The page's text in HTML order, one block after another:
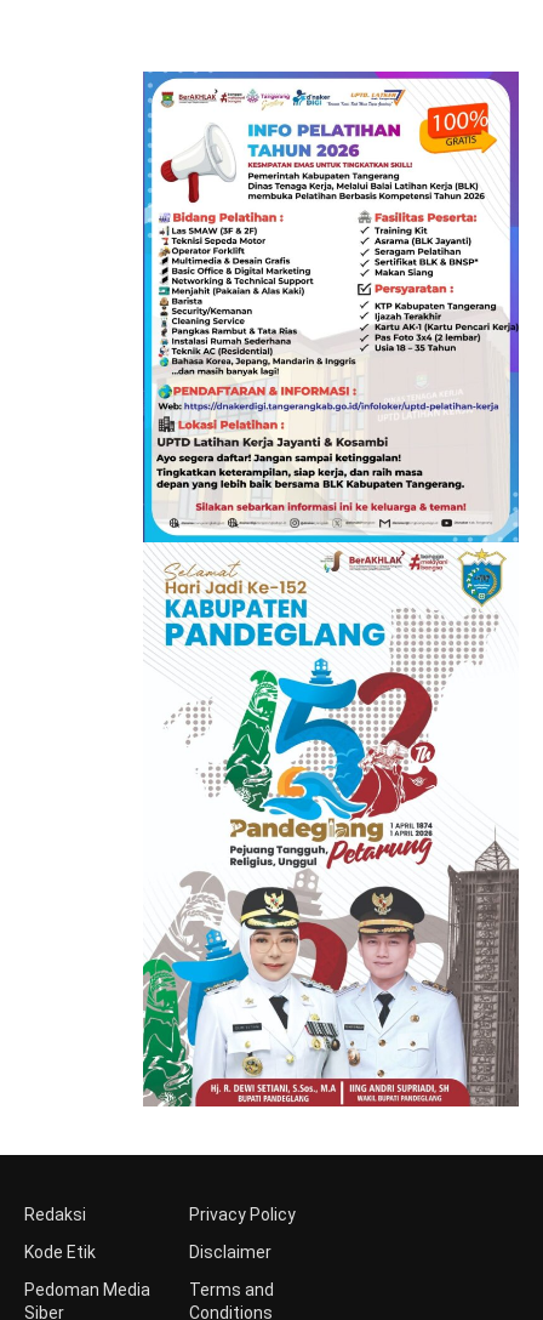
Redaksi
Kode Etik
Pedoman Media
Siber
Privacy Policy
Disclaimer
Terms and
Conditions